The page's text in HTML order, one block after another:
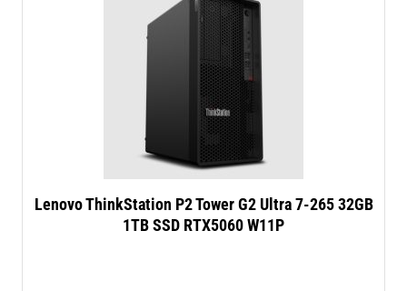
Lenovo ThinkStation P2 Tower G2 Ultra 7-265 32GB
1TB SSD RTX5060 W11P